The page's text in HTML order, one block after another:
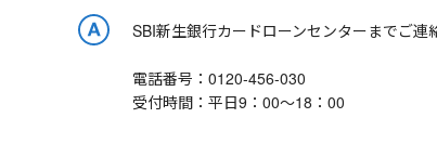
SBI新生銀行カードローンセンターまでご連
電話番号：0120-456-030
受付時間：平日9：00～18：00